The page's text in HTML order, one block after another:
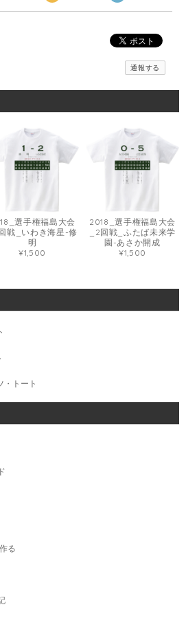
通報する
選手権福島大会
戦_いわき海星-修
明
¥1,500
2018_選手権福島大会
_2回戦_ふたば未来学
園-あさか開成
¥1,500
・トート
る